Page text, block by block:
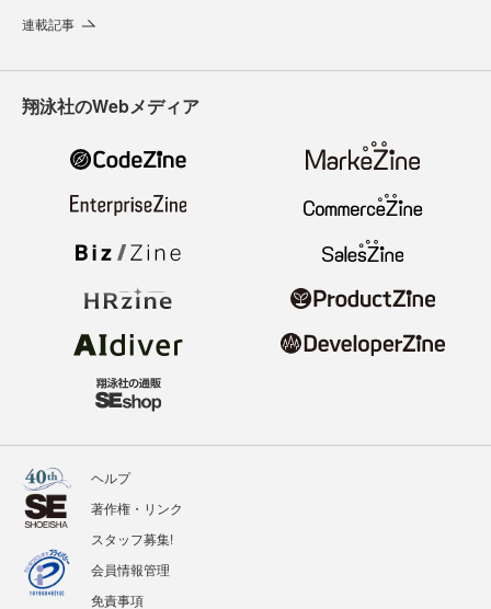
連載記事
翔泳社のWebメディア
ヘルプ
著作権・リンク
スタッフ募集!
会員情報管理
免責事項